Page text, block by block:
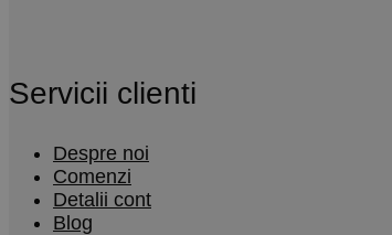
Servicii clienti
Despre noi
Comenzi
Detalii cont
Blog